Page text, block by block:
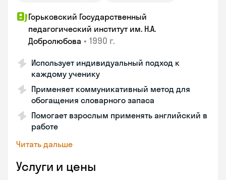
Горьковский Государственный
педагогический институт им. Н.А.
Добролюбова • 1990 г.
Использует индивидуальный подход к
каждому ученику
Применяет коммуникативный метод для
обогащения словарного запаса
Помогает взрослым применять английский в
работе
Читать дальше
Услуги и цены